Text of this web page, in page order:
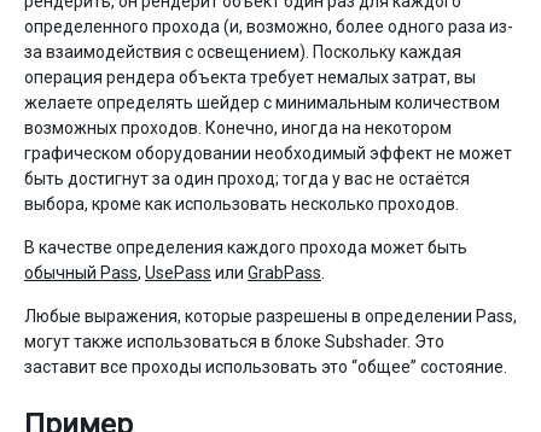
определенного прохода (и, возможно, более одного раза из-
за взаимодействия с освещением). Поскольку каждая
операция рендера объекта требует немалых затрат, вы
желаете определять шейдер с минимальным количеством
возможных проходов. Конечно, иногда на некотором
графическом оборудовании необходимый эффект не может
быть достигнут за один проход; тогда у вас не остаётся
выбора, кроме как использовать несколько проходов.
В качестве определения каждого прохода может быть
обычный Pass, UsePass или GrabPass
Любые выражения, которые разрешены в определении Pass,
могут также использоваться в блоке Subshader. Это
заставит все проходы использовать это “общее” состояние.
Пример